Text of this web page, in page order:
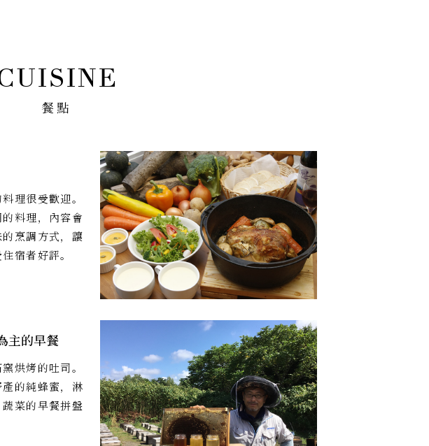
餐點
理很受歡迎。
料理，內容會
烹調方式，讓
宿者好評。
主的早餐
烘烤的吐司。
的純蜂蜜，淋
菜的早餐拼盤